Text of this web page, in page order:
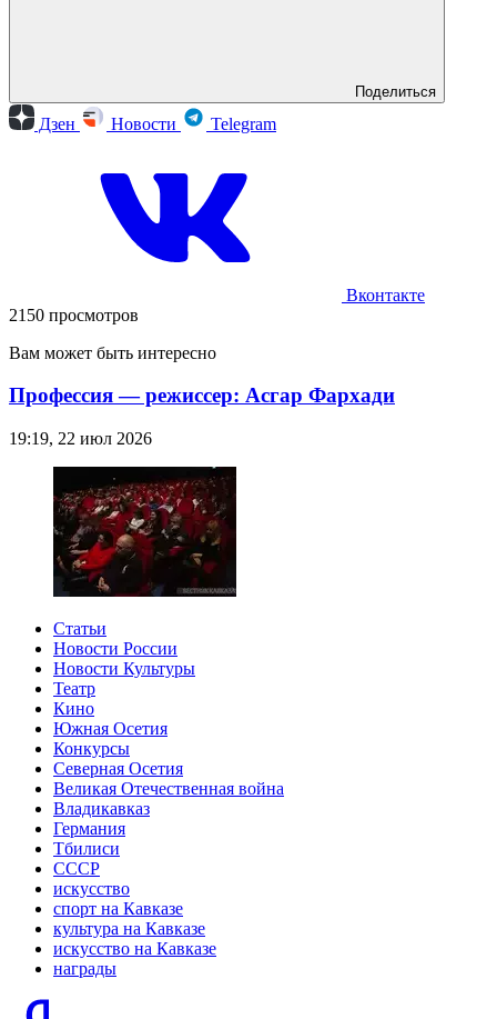
Поделиться
Дзен Новости Telegram
Вконтакте
2150 просмотров
Вам может быть интересно
Профессия — режиссер: Асгар Фархади
19:19, 22 июл 2026
Статьи
Новости России
Новости Культуры
Театр
Кино
Южная Осетия
Конкурсы
Северная Осетия
Великая Отечественная война
Владикавказ
Германия
Тбилиси
СССР
искусство
спорт на Кавказе
культура на Кавказе
искусство на Кавказе
награды